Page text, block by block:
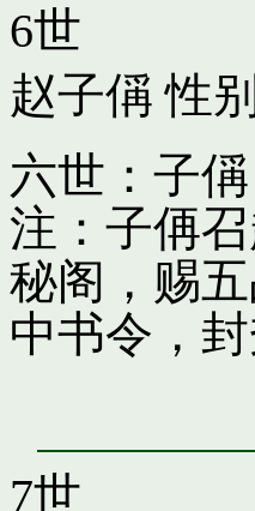
6世
赵子偁 性
六世：子
注：子侢
秘阁，赐
中书令，
7世